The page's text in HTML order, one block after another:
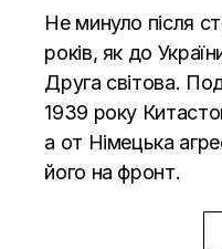
Не минуло після
років, як до
Друга світова.
1939 року
а от Німецька
його на фронт.